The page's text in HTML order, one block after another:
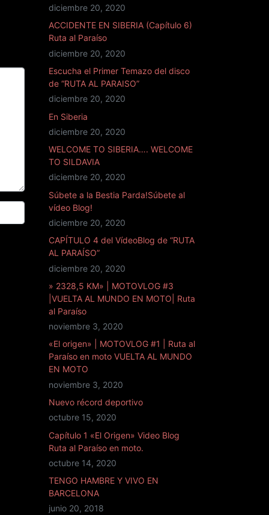
diciembre 20, 2020
ACCIDENTE EN SIBERIA (Capítulo 6)
Ruta al Paraíso
diciembre 20, 2020
Escucha el Primer Temazo del disco
de “RUTA AL PARAISO”
diciembre 20, 2020
En Siberia
diciembre 20, 2020
WELCOME TO SIBERIA…. WELCOME
TO SILDAVIA
diciembre 20, 2020
Súbete a la Bestia Parda!Súbete al
vídeo Blog!
diciembre 20, 2020
CAPÍTULO 4 del VídeoBlog de “RUTA
AL PARAÍSO”
diciembre 20, 2020
» 2328,5 KM» | MOTOVLOG #3
|VUELTA AL MUNDO EN MOTO| Ruta
al Paraíso
noviembre 3, 2020
«El origen» | MOTOVLOG #1 | Ruta al
Paraíso en moto VUELTA AL MUNDO
EN MOTO
noviembre 3, 2020
Nuevo récord deportivo
octubre 15, 2020
Capítulo 1 «El Origen» Video Blog
Ruta al Paraíso en moto.
octubre 14, 2020
TENGO HAMBRE Y VIVO EN
BARCELONA
junio 20, 2018